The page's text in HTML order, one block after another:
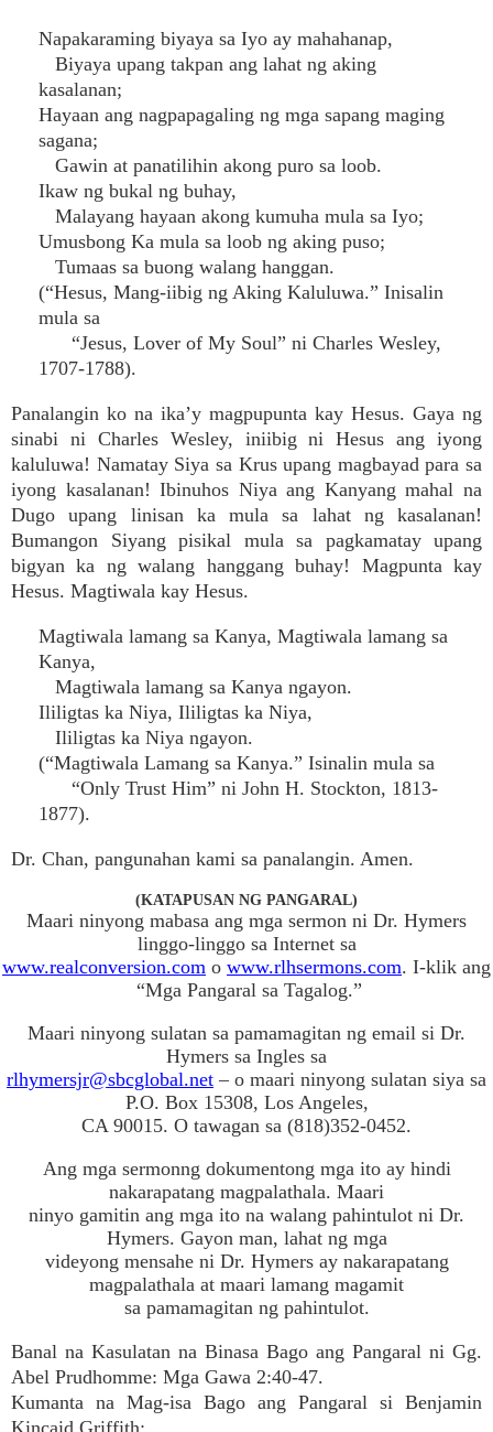
Napakaraming biyaya sa Iyo ay mahahanap,
Biyaya upang takpan ang lahat ng aking
kasalanan;
Hayaan ang nagpapagaling ng mga sapang maging
sagana;
Gawin at panatilihin akong puro sa loob.
Ikaw ng bukal ng buhay,
Malayang hayaan akong kumuha mula sa Iyo;
Umusbong Ka mula sa loob ng aking puso;
Tumaas sa buong walang hanggan.
(“Hesus, Mang-iibig ng Aking Kaluluwa.” Inisalin
mula sa
“Jesus, Lover of My Soul” ni Charles Wesley,
1707-1788).
Panalangin ko na ika’y magpupunta kay Hesus. Gaya ng
sinabi ni Charles Wesley, iniibig ni Hesus ang iyong
kaluluwa! Namatay Siya sa Krus upang magbayad para sa
iyong kasalanan! Ibinuhos Niya ang Kanyang mahal na
Dugo upang linisan ka mula sa lahat ng kasalanan!
Bumangon Siyang pisikal mula sa pagkamatay upang
bigyan ka ng walang hanggang buhay! Magpunta kay
Hesus. Magtiwala kay Hesus.
Magtiwala lamang sa Kanya, Magtiwala lamang sa
Kanya,
Magtiwala lamang sa Kanya ngayon.
Ililigtas ka Niya, Ililigtas ka Niya,
Ililigtas ka Niya ngayon.
(“Magtiwala Lamang sa Kanya.” Isinalin mula sa
“Only Trust Him” ni John H. Stockton, 1813-
1877).
Dr. Chan, pangunahan kami sa panalangin. Amen.
(KATAPUSAN NG PANGARAL)
Maari ninyong mabasa ang mga sermon ni Dr. Hymers
linggo-linggo sa Internet sa
www.realconversion.com o www.rlhsermons.com. I-klik ang
“Mga Pangaral sa Tagalog.”
Maari ninyong sulatan sa pamamagitan ng email si Dr.
Hymers sa Ingles sa
rlhymersjr@sbcglobal.net – o maari ninyong sulatan siya sa
P.O. Box 15308, Los Angeles,
CA 90015. O tawagan sa (818)352-0452.
Ang mga sermonng dokumentong mga ito ay hindi
nakarapatang magpalathala. Maari
ninyo gamitin ang mga ito na walang pahintulot ni Dr.
Hymers. Gayon man, lahat ng mga
videyong mensahe ni Dr. Hymers ay nakarapatang
magpalathala at maari lamang magamit
sa pamamagitan ng pahintulot.
Banal na Kasulatan na Binasa Bago ang Pangaral ni Gg.
Abel Prudhomme: Mga Gawa 2:40-47.
Kumanta na Mag-isa Bago ang Pangaral si Benjamin
Kincaid Griffith: